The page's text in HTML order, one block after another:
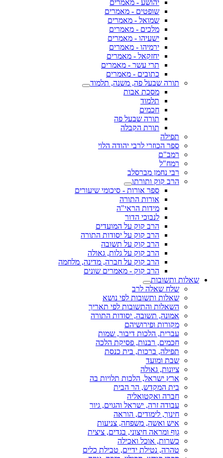
יהושע - מאמרים
שופטים - מאמרים
שמואל - מאמרים
מלכים - מאמרים
ישעיהו - מאמרים
ירמיהו - מאמרים
יחזקאל - מאמרים
תרי עשר - מאמרים
כתובים - מאמרים
תורה שבעל פה, משנה, תלמוד
מסכת אבות
תלמוד
חכמים
תורה שבעל פה
תורת הקבלה
תפילה
ספר הכוזרי לרבי יהודה הלוי
רמב"ם
רמח"ל
רבי נחמן מברסלב
הרב קוק ותורתו
ספר אורות - סיכומי שיעורים
אורות התורה
מידות הראי"ה
לנבוכי הדור
הרב קוק על המועדים
הרב קוק על יסודות התורה
הרב קוק על תשובה
הרב קוק על גלות, גאולה
הרב קוק על חברה, מדינה, מלחמה
הרב קוק - מאמרים שונים
שאלות ותשובות
שלח שאלה לרב
שאלות ותשובות לפי נושא
השאלות והתשובות לפי תאריך
אמונה, תשובה, יסודות התורה
מקורות ופירושיהם
עברית, הלכות דיבור, שמות
חכמים, רבנות, פסיקת הלכה
תפילה, ברכות, בית כנסת
שבת ומועד
ציונות, גאולה
ארץ ישראל, הלכות תלויות בה
בית המקדש, הר הבית
חברה ואקטואליה
עבודה זרה, ישראל והגוים, גיור
חינוך, לימודים, הוראה
איש ואשה, משפחה, צניעות
גוף ומראה חיצוני, בגדים, ציצית
כשרות, אוכל ואכילה
טהרה, נטילת ידיים, טבילת כלים